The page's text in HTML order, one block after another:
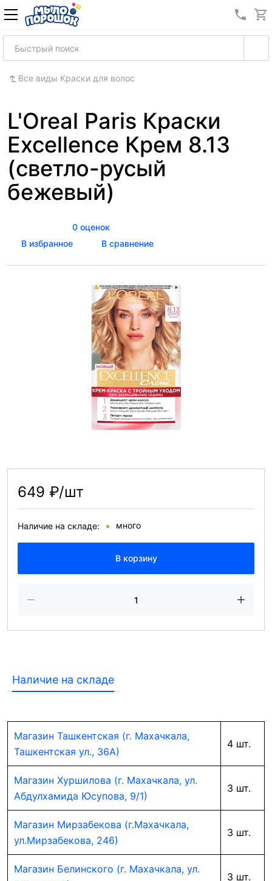
8
Все виды Краски для волос
L'Oreal Paris Краски
Excellence Крем 8.13
(светло-русый
бежевый)
0 оценок
В избранное
В сравнение
649 ₽/шт
Наличие на складе: много
В корзину
Наличие на складе
Магазин Ташкентская (г. Махачкала,
Ташкентская ул., 36А)
4 шт.
Магазин Хуршилова (г. Махачкала, ул.
Абдулхамида Юсупова, 9/1)
3 шт.
Магазин Мирзабекова (г.Махачкала,
ул.Мирзабекова, 246)
3 шт.
Магазин Белинского (г. Махачкала, ул.
3 шт.